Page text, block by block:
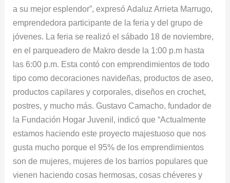
a su mejor esplendor”, expresó Adaluz Arrieta Marrugo,
emprendedora participante de la feria y del grupo de
jóvenes. La feria se realizó el sábado 18 de noviembre,
en el parqueadero de Makro desde la 1:00 p.m hasta
las 6:00 p.m. Esta contó con emprendimientos de todo
tipo como decoraciones navideñas, productos de aseo,
productos capilares y corporales, diseños en crochet,
postres, y mucho más. Gustavo Camacho, fundador de
la Fundación Hogar Juvenil, indicó que “Actualmente
estamos haciendo este proyecto majestuoso que nos
gusta mucho porque el 95% de los emprendimientos
son de mujeres, mujeres de los barrios populares que
vienen haciendo cosas hermosas, cosas chéveres y